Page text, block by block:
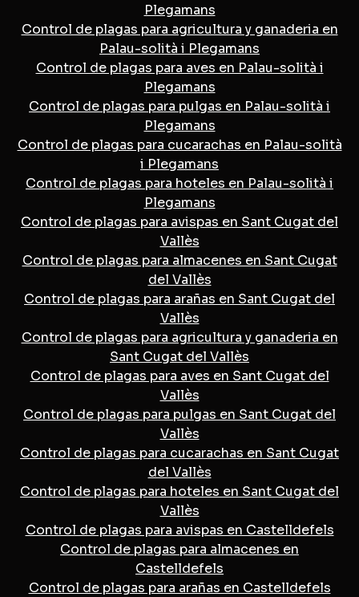
Plegamans
Control de plagas para agricultura y ganaderia en
Palau-solità i Plegamans
Control de plagas para aves en Palau-solità i
Plegamans
Control de plagas para pulgas en Palau-solità i
Plegamans
Control de plagas para cucarachas en Palau-solità
i Plegamans
Control de plagas para hoteles en Palau-solità i
Plegamans
Control de plagas para avispas en Sant Cugat del
Vallès
Control de plagas para almacenes en Sant Cugat
del Vallès
Control de plagas para arañas en Sant Cugat del
Vallès
Control de plagas para agricultura y ganaderia en
Sant Cugat del Vallès
Control de plagas para aves en Sant Cugat del
Vallès
Control de plagas para pulgas en Sant Cugat del
Vallès
Control de plagas para cucarachas en Sant Cugat
del Vallès
Control de plagas para hoteles en Sant Cugat del
Vallès
Control de plagas para avispas en Castelldefels
Control de plagas para almacenes en
Castelldefels
Control de plagas para arañas en Castelldefels